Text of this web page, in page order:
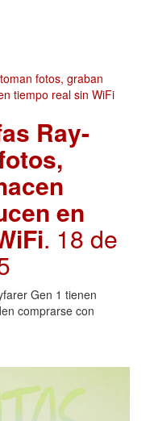
Ray-
en
. 18 de
Gen 1 tienen
comprarse con